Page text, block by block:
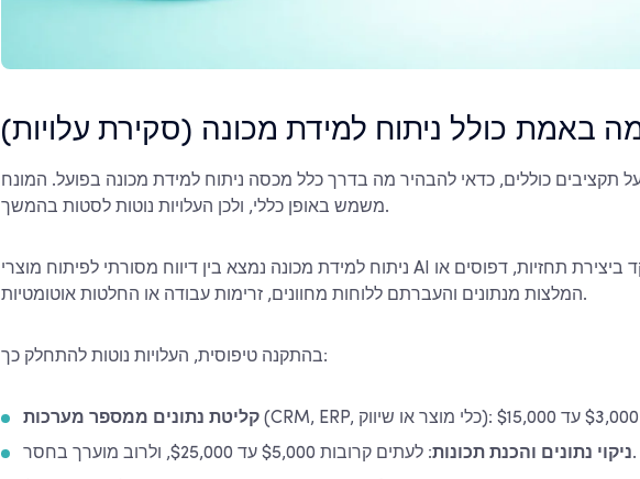
באמת כולל ניתוח למידת מכונה (סקירת עלויות)
תקציבים כוללים, כדאי להבהיר מה בדרך כלל מכסה ניתוח למידת מכונה בפועל. המונח
משמש באופן כללי, ולכן העלויות נוטות לסטות בהמשך.
ניתוח למידת מכונה נמצא בין דיווח מסורתי לפיתוח מוצרי AI מלא. הוא מתמקד ביצירת תחזיות, דפוסים או
המלצות מנתונים והעברתם ללוחות מחוונים, זרימות עבודה או החלטות אוטומטיות.
בהתקנה טיפוסית, העלויות נוטות להתחלק כך:
קליטת נתונים ממספר מערכות
ניקוי נתונים והכנת תכונות: לעתים קרובות $5,000 עד $25,000, ולרוב מוערך בחסר.